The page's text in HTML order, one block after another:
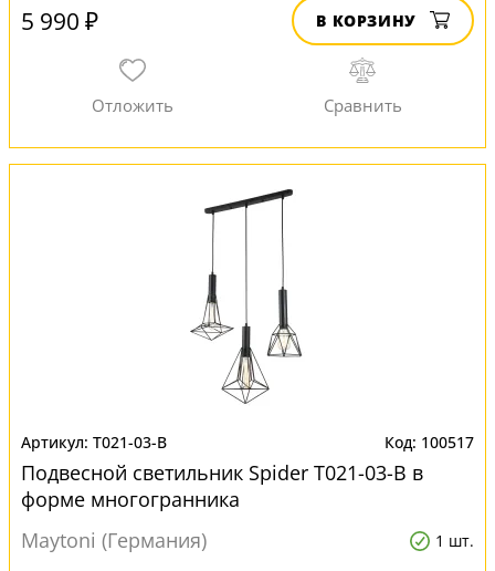
5 990 ₽ В КОРЗИНУ
T021-03-B 100517
Подвесной светильник Spider T021-03-B в
форме многогранника
Maytoni (Германия)
1 шт.